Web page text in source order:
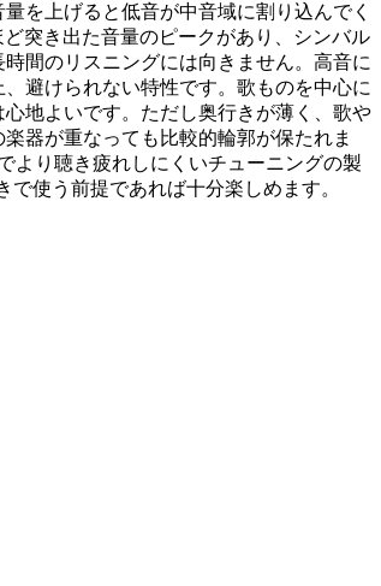
を上げると低音が中音域に割り込んでく
突き出た音量のピークがあり、シンバル
間のリスニングには向きません。高音に
避けられない特性です。歌ものを中心に
地よいです。ただし奥行きが薄く、歌や
器が重なっても比較的輪郭が保たれま
より聴き疲れしにくいチューニングの製
使う前提であれば十分楽しめます。